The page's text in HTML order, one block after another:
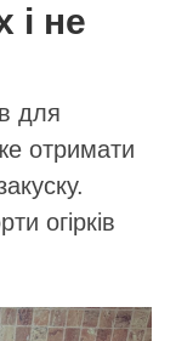
і не
для
отримати
огірків